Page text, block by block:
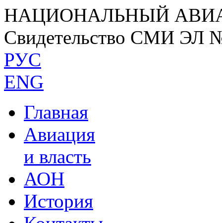
НАЦИОНАЛЬНЫЙ
Свидетельство СМИ ЭЛ
РУС
ENG
Главная
Авиация
и власть
АОН
История